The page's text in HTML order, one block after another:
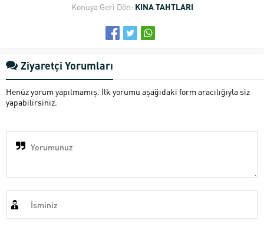
Konuya Geri Dön: KINA TAHTLARI
Ziyaretçi Yorumları
Henüz yorum yapılmamış. İlk yorumu aşağıdaki form aracılığıyla siz
yapabilirsiniz.